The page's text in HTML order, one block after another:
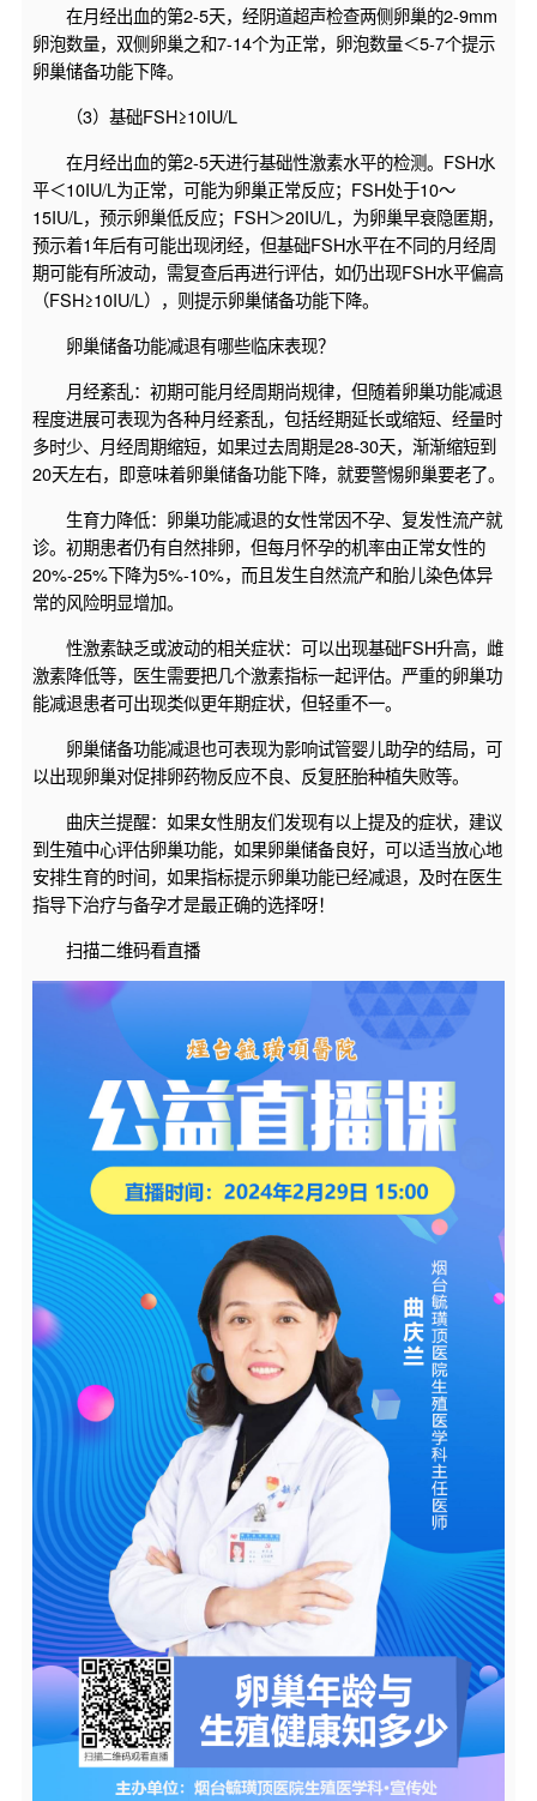
在月经出血的第2-5天，经阴道超声检查两侧卵巢的2-9mm
卵泡数量，双侧卵巢之和7-14个为正常，卵泡数量＜5-7个提示
卵巢储备功能下降。
（3）基础FSH≥10IU/L
在月经出血的第2-5天进行基础性激素水平的检测。FSH水
平＜10IU/L为正常，可能为卵巢正常反应；FSH处于10～
15IU/L，预示卵巢低反应；FSH＞20IU/L，为卵巢早衰隐匿期，
预示着1年后有可能出现闭经，但基础FSH水平在不同的月经周
期可能有所波动，需复查后再进行评估，如仍出现FSH水平偏高
（FSH≥10IU/L），则提示卵巢储备功能下降。
卵巢储备功能减退有哪些临床表现？
月经紊乱：初期可能月经周期尚规律，但随着卵巢功能减退
程度进展可表现为各种月经紊乱，包括经期延长或缩短、经量时
多时少、月经周期缩短，如果过去周期是28-30天，渐渐缩短到
20天左右，即意味着卵巢储备功能下降，就要警惕卵巢要老了。
生育力降低：卵巢功能减退的女性常因不孕、复发性流产就
诊。初期患者仍有自然排卵，但每月怀孕的机率由正常女性的
20%-25%下降为5%-10%，而且发生自然流产和胎儿染色体异
常的风险明显增加。
性激素缺乏或波动的相关症状：可以出现基础FSH升高，雌
激素降低等，医生需要把几个激素指标一起评估。严重的卵巢功
能减退患者可出现类似更年期症状，但轻重不一。
卵巢储备功能减退也可表现为影响试管婴儿助孕的结局，可
以出现卵巢对促排卵药物反应不良、反复胚胎种植失败等。
曲庆兰提醒：如果女性朋友们发现有以上提及的症状，建议
到生殖中心评估卵巢功能，如果卵巢储备良好，可以适当放心地
安排生育的时间，如果指标提示卵巢功能已经减退，及时在医生
指导下治疗与备孕才是最正确的选择呀！
扫描二维码看直播